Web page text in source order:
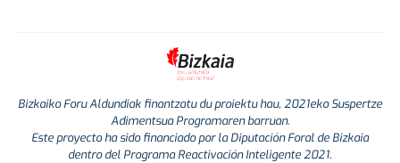
Bizkaiko Foru Aldundiak finantzatu du proiektu hau, 2021eko Suspertze
Adimentsua Programaren barruan.
Este proyecto ha sido financiado por la Diputación Foral de Bizkaia
dentro del Programa Reactivación Inteligente 2021.